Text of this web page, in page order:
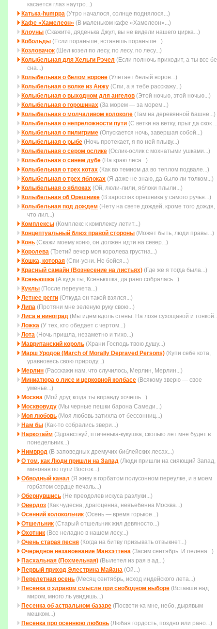
касается глаз наутро...)
Катька-humppa (Утро началося, солнце поднялося...)
Кафе «Хамелеон» (В маленьком кафе «Хамелеон»...)
Клоуны (Скажите, дяденька Джул, вы не видели нашего цирка...)
Кобольды (Если пораньше, встанешь пораньше...)
Козловачок (Шел козел по лесу, по лесу, по лесу...)
Колыбельная для Хельги Рэчел (Если полночь приходит, а ты все
сна...)
Колыбельная о белом вороне (Улетает белый ворон...)
Колыбельная о волке из Анжу (Спи, а я тебе расскажу...)
Колыбельная о выходном для ангелов (Этой ночью, этой ночью...)
Колыбельная о горошинах (За морем — за морем...)
Колыбельная о молчаливом колоколе (Там на деревянной башне...)
Колыбельная о непреложности пути (С ветки на ветку, прыг да скок
Колыбельная о пилигриме (Опускается ночь, завершая собой...)
Колыбельная о рыбе (Ночь протекает, я по ней плыву...)
Колыбельная о сером ослике (Ослик-ослик с мохнатыми ушками...)
Колыбельная о синем дубе (На краю леса...)
Колыбельная о трех котах (Как во темном да во теплом подвале...)
Колыбельная о трех яблоках (Я даже не знаю, да было ли толком...)
Колыбельная о яблоках (Ой, люли-лили, яблоки плыли...)
Колыбельная об Орешнике (В зарослях орешника у самого ручья...)
Колыбельная под дождем (Нету на свете дождей, кpоме того дождя,
что лил...)
Комплексы (Комплекс к комплексу летит...)
Концептуальный блюз правой стороны (Может быть, люди правы...)
Конь (Скажи моему коню, он должен идти на север...)
Королева (Третий вечер моя королева грустна...)
Кошка, которая (Спи-усни. Не бойся...)
Красный самайн (Вознесение на листьях) (Где же я тогда была...)
Ксеньюшка (А куда ты, Ксеньюшка, да рано собралась...)
Куклы (После переучета...)
Летнее регги (Откуда он такой взялся...)
Липа (Протяни мне зеленую руку свою...)
Лиса и виноград (Мы идем вдоль стены. На лозе сухощавой и
Ложка (У тех, кто обедает с чертом...)
Лота (Ночь пришла, незаметно и тихо...)
Мавританский король (Храни Господь твою душу...)
Марш Уродов (March of Morally Depraved Persons) (Купи себе кота,
уравновесь свою природу...)
Мерлин (Расскажи нам, что случилось, Мерлин, Мерлин...)
Миниатюра о лисе и церковной колбасе (Всякому зверю — свое
уменье...)
Москва (Мой друг, когда ты вправду хочешь...)
Москвовуду (Мы черные пешки барона Самеди...)
Моя любовь (Моя любовь затихла от бессонниц...)
Нам бы (Как-то собрались звери...)
Наркотайм (Здравствуй, птиченька-кукушка, сколько лет мне будет в
понедельник...)
Нимврод (В заповедных дремучих библейских лесах...)
О том, как Люди пришли на Запад (Люди пришли на сияющий Запад,
миновав по пути Восток...)
Обводный канал (Я живу в горбатом полусонном переулке, и в моем
горбатом сердце печаль...)
Обернувшись (Не преодолев искуса разлуки...)
Овердоз (Как чудесна, драгоценна, невъебенна Москва...)
Осенний колокольчик (Осень — время горькое...)
Отшельник (Старый отшельник жил девяносто...)
Охотник (Все неладно в нашем лесу...)
Очень старая песня (Когда на битву пpизывать отвыкнет...)
Очередное незавоевание Манхэттена (Засим сентябрь. И пелена...)
Пасхальная (Похмельная) (Вылетел из рая в ад...)
Первый приход Элестрина Майана (Ой...)
Перелетная осень (Месяц сентябрь, исход индейского лета...)
Песенка о здравом смысле при свободном выборе (Вставши над
миpом, много ль увидишь...)
Песенка об астральном базаре (Посвети-ка мне, небо, дырявым
мешком...)
Песенка про осеннюю любовь (Любая гордость, поздно или рано...)